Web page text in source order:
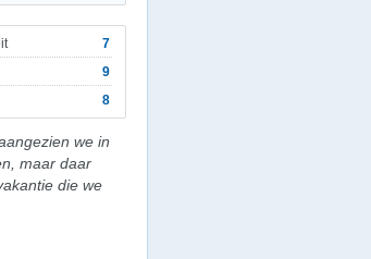
7
9
8
we in
maar daar
die we